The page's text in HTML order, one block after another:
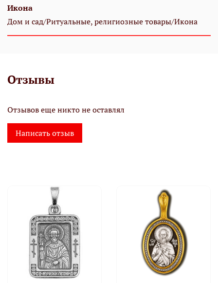
Икона
Дом и сад/Ритуальные, религиозные товары/Икона
Отзывы
Отзывов еще никто не оставлял
Написать отзыв